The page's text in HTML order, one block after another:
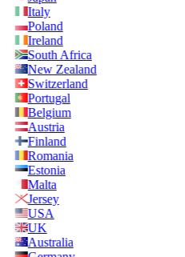
Italy
Poland
Ireland
South Africa
New Zealand
Switzerland
Portugal
Belgium
Austria
Finland
Romania
Estonia
Malta
Jersey
USA
UK
Australia